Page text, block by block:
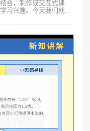
合，制作成交互式课
习兴趣。今天我们就来